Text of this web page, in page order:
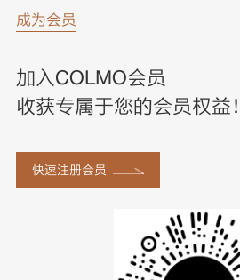
成为会员
加入COLMO会员
收获专属于您的会员权益！
快速注册会员